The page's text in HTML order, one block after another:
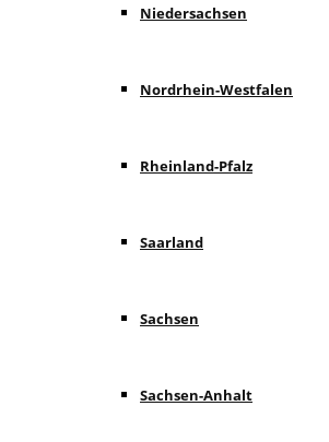
Niedersachsen
Nordrhein-Westfalen
Rheinland-Pfalz
Saarland
Sachsen
Sachsen-Anhalt